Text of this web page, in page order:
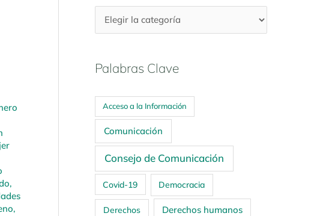
,
Palabras Clave
Acceso a la Información
Comunicación
Consejo de Comunicación
Covid-19 Democracia
Derechos Derechos humanos